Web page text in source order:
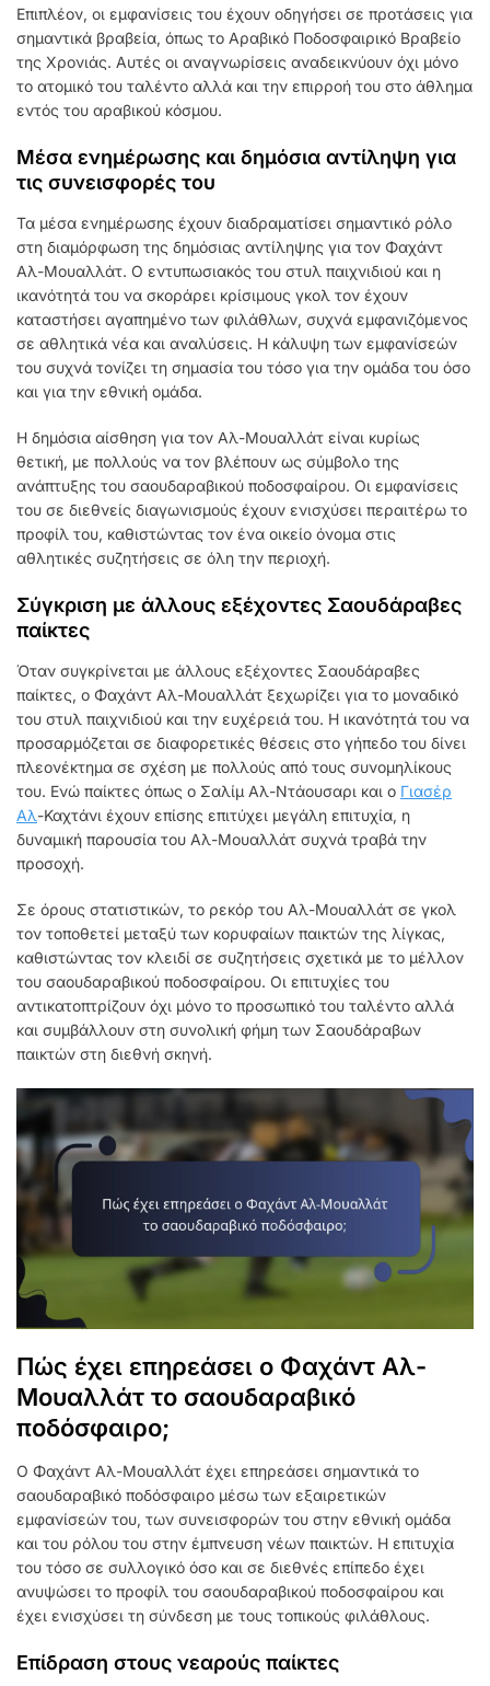
Επιπλέον, οι εμφανίσεις του έχουν οδηγήσει σε προτάσεις για
σημαντικά βραβεία, όπως το Αραβικό Ποδοσφαιρικό Βραβείο
της Χρονιάς. Αυτές οι αναγνωρίσεις αναδεικνύουν όχι μόνο
το ατομικό του ταλέντο αλλά και την επιρροή του στο άθλημα
εντός του αραβικού κόσμου.
Μέσα ενημέρωσης και δημόσια αντίληψη για
τις συνεισφορές του
Τα μέσα ενημέρωσης έχουν διαδραματίσει σημαντικό ρόλο
στη διαμόρφωση της δημόσιας αντίληψης για τον Φαχάντ
Αλ-Μουαλλάτ. Ο εντυπωσιακός του στυλ παιχνιδιού και η
ικανότητά του να σκοράρει κρίσιμους γκολ τον έχουν
καταστήσει αγαπημένο των φιλάθλων, συχνά εμφανιζόμενος
σε αθλητικά νέα και αναλύσεις. Η κάλυψη των εμφανίσεών
του συχνά τονίζει τη σημασία του τόσο για την ομάδα του όσο
και για την εθνική ομάδα.
Η δημόσια αίσθηση για τον Αλ-Μουαλλάτ είναι κυρίως
θετική, με πολλούς να τον βλέπουν ως σύμβολο της
ανάπτυξης του σαουδαραβικού ποδοσφαίρου. Οι εμφανίσεις
του σε διεθνείς διαγωνισμούς έχουν ενισχύσει περαιτέρω το
προφίλ του, καθιστώντας τον ένα οικείο όνομα στις
αθλητικές συζητήσεις σε όλη την περιοχή.
Σύγκριση με άλλους εξέχοντες Σαουδάραβες
παίκτες
Όταν συγκρίνεται με άλλους εξέχοντες Σαουδάραβες
παίκτες, ο Φαχάντ Αλ-Μουαλλάτ ξεχωρίζει για το μοναδικό
του στυλ παιχνιδιού και την ευχέρειά του. Η ικανότητά του να
προσαρμόζεται σε διαφορετικές θέσεις στο γήπεδο του δίνει
πλεονέκτημα σε σχέση με πολλούς από τους συνομηλίκους
του. Ενώ παίκτες όπως ο Σαλίμ Αλ-Ντάουσαρι και ο Γιασέρ
Αλ-Καχτάνι έχουν επίσης επιτύχει μεγάλη επιτυχία, η
δυναμική παρουσία του Αλ-Μουαλλάτ συχνά τραβά την
προσοχή.
Σε όρους στατιστικών, το ρεκόρ του Αλ-Μουαλλάτ σε γκολ
τον τοποθετεί μεταξύ των κορυφαίων παικτών της λίγκας,
καθιστώντας τον κλειδί σε συζητήσεις σχετικά με το μέλλον
του σαουδαραβικού ποδοσφαίρου. Οι επιτυχίες του
αντικατοπτρίζουν όχι μόνο το προσωπικό του ταλέντο αλλά
και συμβάλλουν στη συνολική φήμη των Σαουδάραβων
παικτών στη διεθνή σκηνή.
Πώς έχει επηρεάσει ο Φαχάντ Αλ-
Μουαλλάτ το σαουδαραβικό
ποδόσφαιρο;
Ο Φαχάντ Αλ-Μουαλλάτ έχει επηρεάσει σημαντικά το
σαουδαραβικό ποδόσφαιρο μέσω των εξαιρετικών
εμφανίσεών του, των συνεισφορών του στην εθνική ομάδα
και του ρόλου του στην έμπνευση νέων παικτών. Η επιτυχία
του τόσο σε συλλογικό όσο και σε διεθνές επίπεδο έχει
ανυψώσει το προφίλ του σαουδαραβικού ποδοσφαίρου και
έχει ενισχύσει τη σύνδεση με τους τοπικούς φιλάθλους.
Επίδραση στους νεαρούς παίκτες